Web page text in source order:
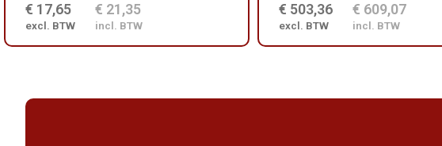
€ 17,65
excl. BTW
€ 21,35
incl. BTW
€ 503,36
excl. BTW
€ 609,07
incl. BTW